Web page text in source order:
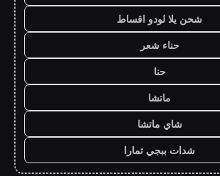
شحن يلا لودو اقساط
حناء شعر
حنا
ماتشا
شاي ماتشا
شدات ببجي تمارا